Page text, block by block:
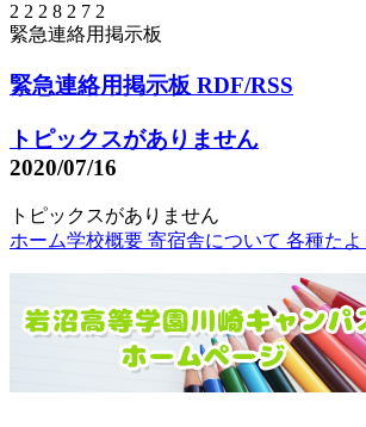
2 2 2 8 2 7 2
緊急連絡用掲示板
緊急連絡用掲示板 RDF/RSS
トピックスがありません
2020/07/16
トピックスがありません
ホーム学校概要 寄宿舎について 各種たよ